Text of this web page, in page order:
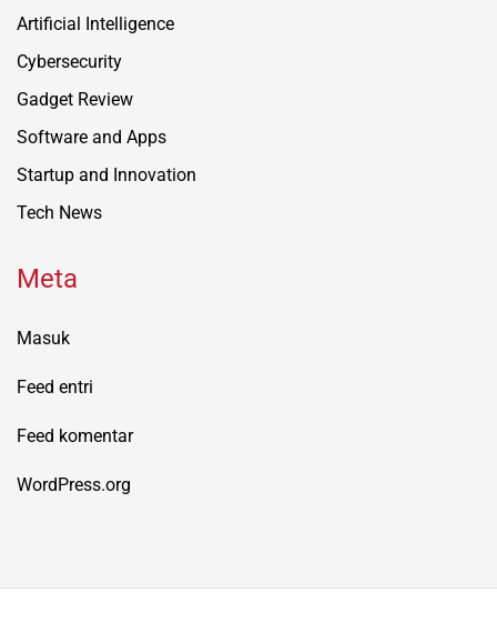
Artificial Intelligence
Cybersecurity
Gadget Review
Software and Apps
Startup and Innovation
Tech News
Meta
Masuk
Feed entri
Feed komentar
WordPress.org